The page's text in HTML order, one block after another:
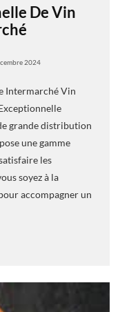
De Vin
2024
Intermarché Vin
grande distribution
une gamme
les
soyez à la
accompagner un